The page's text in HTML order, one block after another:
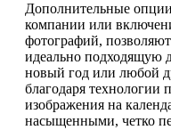
Дополнительные
компании или
фотографий,
идеально подходящую
новый год или любой
благодаря технологии
изображения на
насыщенными, четко